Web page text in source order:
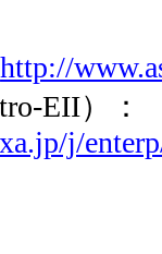
http://
EII）：
j/